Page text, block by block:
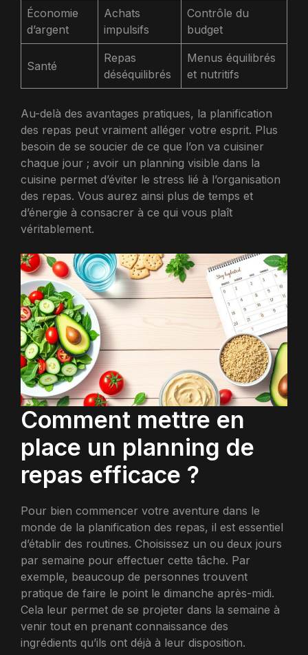
Économie
d’argent
Achats
impulsifs
Contrôle du
budget
Santé
Repas
déséquilibrés
Menus équilibrés
et nutritifs
Au-delà des avantages pratiques, la planification
des repas peut vraiment alléger votre esprit. Plus
besoin de se soucier de ce que l’on va cuisiner
chaque jour ; avoir un planning visible dans la
cuisine permet d’éviter le stress lié à l’organisation
des repas. Vous aurez ainsi plus de temps et
d’énergie à consacrer à ce qui vous plaît
véritablement.
Comment mettre en
place un planning de
repas efficace ?
Pour bien commencer votre aventure dans le
monde de la planification des repas, il est essentiel
d’établir des routines. Choisissez un ou deux jours
par semaine pour effectuer cette tâche. Par
exemple, beaucoup de personnes trouvent
pratique de faire le point le dimanche après-midi.
Cela leur permet de se projeter dans la semaine à
venir tout en prenant connaissance des
ingrédients qu’ils ont déjà à leur disposition.